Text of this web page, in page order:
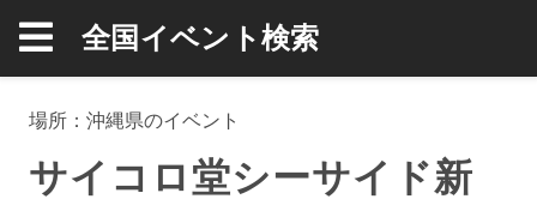
全国イベント検索
場所： 沖縄県のイベント
サイコロ堂シーサイド新